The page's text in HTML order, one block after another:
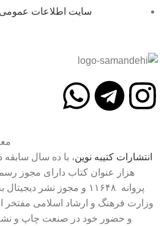
سایت اطلاعات
انتشارات کتیبه نوین، با ده سال
هزار عنوان کتاب دارای مجوز
وزارت فرهنگ و ارشاد اسلامی
و حضور خود در صنعت چاپ و نشر